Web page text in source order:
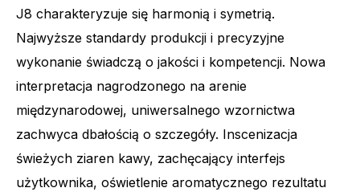
J8 charakteryzuje się harmonią i symetrią.
Najwyższe standardy produkcji i precyzyjne
wykonanie świadczą o jakości i kompetencji. Nowa
interpretacja nagrodzonego na arenie
międzynarodowej, uniwersalnego wzornictwa
zachwyca dbałością o szczegóły. Inscenizacja
świeżych ziaren kawy, zachęcający interfejs
użytkownika, oświetlenie aromatycznego rezultatu